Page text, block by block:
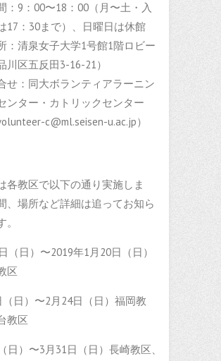
：9：00〜18：00（月〜土・入
17：30まで）、日曜日は休館
：清泉女子大学1号館1階ロビー
川区五反田3-16-21）
せ：同大ボランティアラーニン
ンター・カトリックセンター
c@ml.seisen-u.ac.jp）
各教区で以下の通り実施しま
、場所など詳細は追ってお知ら
（日）〜2019年1月20日（日）
区
（日）〜2月24日（日）福岡教
教区
日）〜3月31日（日）長崎教区、